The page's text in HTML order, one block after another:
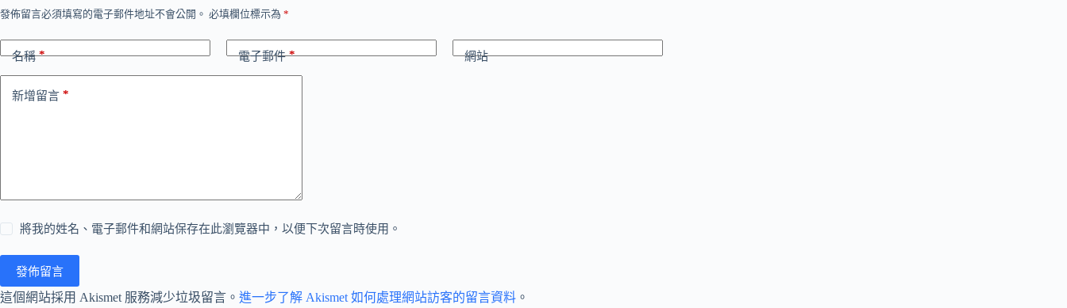
發佈留言必須填寫的電子郵件地址不會公開。 必填欄位標示為 *
名稱* 電子郵件* 網站
新增留言 *
將我的姓名、電子郵件和網站保存在此瀏覽器中，以便下次留言時使用。
發佈留言
這個網站採用 Akismet 服務減少垃圾留言。 進一步了解 Akismet 如何處理網站訪客的留言資料 。